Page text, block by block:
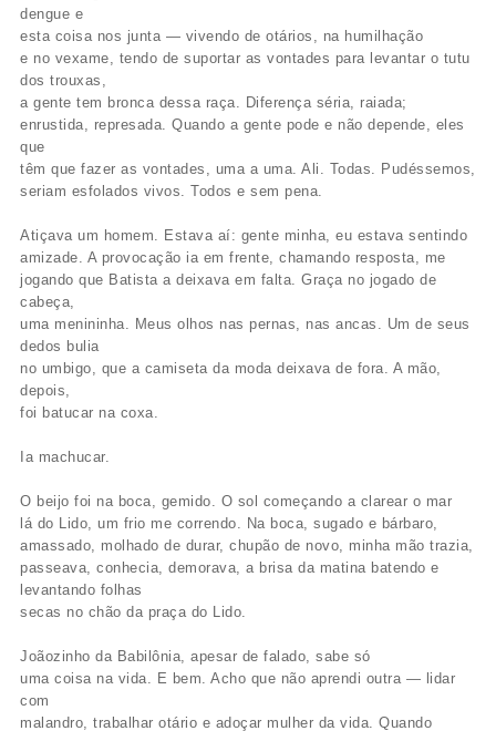
dengue e
esta coisa nos junta — vivendo de otários, na humilhação
e no vexame, tendo de suportar as vontades para levantar o tutu
dos trouxas,
a gente tem bronca dessa raça. Diferença séria, raiada;
enrustida, represada. Quando a gente pode e não depende, eles
que
têm que fazer as vontades, uma a uma. Ali. Todas. Pudéssemos,
seriam esfolados vivos. Todos e sem pena.
Atiçava um homem. Estava aí: gente minha, eu estava sentindo
amizade. A provocação ia em frente, chamando resposta, me
jogando que Batista a deixava em falta. Graça no jogado de
cabeça,
uma menininha. Meus olhos nas pernas, nas ancas. Um de seus
dedos bulia
no umbigo, que a camiseta da moda deixava de fora. A mão,
depois,
foi batucar na coxa.
Ia machucar.
O beijo foi na boca, gemido. O sol começando a clarear o mar
lá do Lido, um frio me correndo. Na boca, sugado e bárbaro,
amassado, molhado de durar, chupão de novo, minha mão trazia,
passeava, conhecia, demorava, a brisa da matina batendo e
levantando folhas
secas no chão da praça do Lido.
Joãozinho da Babilônia, apesar de falado, sabe só
uma coisa na vida. E bem. Acho que não aprendi outra — lidar
com
malandro, trabalhar otário e adoçar mulher da vida. Quando